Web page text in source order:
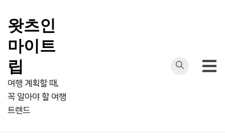
content
왓츠인
마이트
립
여행 계획할 때,
꼭 알아야 할 여행
트렌드